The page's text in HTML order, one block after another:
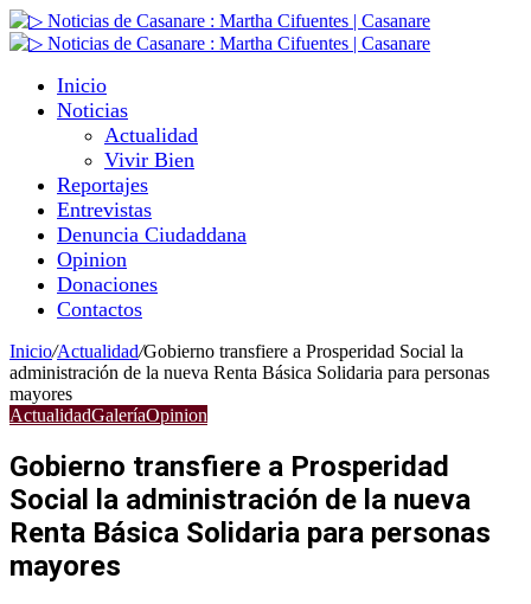
Inicio
Noticias
Actualidad
Vivir Bien
Reportajes
Entrevistas
Denuncia Ciudaddana
Opinion
Donaciones
Contactos
Inicio/Actualidad/Gobierno transfiere a Prosperidad Social la
administración de la nueva Renta Básica Solidaria para personas
mayores
ActualidadGaleríaOpinion
Gobierno transfiere a Prosperidad
Social la administración de la nueva
Renta Básica Solidaria para personas
mayores